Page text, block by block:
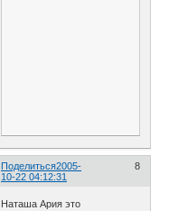
Поделиться 8
2005-
10-22 04:12:31
Наташа Ария это